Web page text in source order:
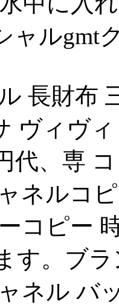
ャルgmt
長財布
ヴィヴィ
代、専
ネルコ
コピー
す。ブ
ネル バ